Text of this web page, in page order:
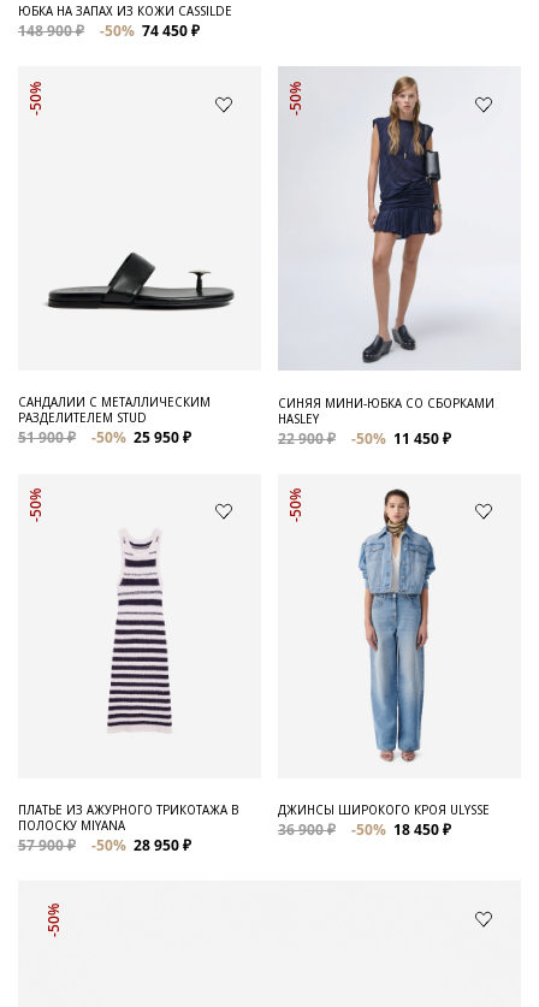
ЮБКА НА ЗАПАХ ИЗ КОЖИ CASSILDE
148 900 ₽ -50% 74 450 ₽
-50%
САНДАЛИИ С МЕТАЛЛИЧЕСКИМ
РАЗДЕЛИТЕЛЕМ STUD
51 900 ₽ -50% 25 950 ₽
-50%
СИНЯЯ МИНИ-ЮБКА СО СБОРКАМИ
HASLEY
22 900 ₽ -50% 11 450 ₽
-50%
ПЛАТЬЕ ИЗ АЖУРНОГО ТРИКОТАЖА В
ПОЛОСКУ MIYANA
57 900 ₽ -50% 28 950 ₽
-50%
ДЖИНСЫ ШИРОКОГО КРОЯ ULYSSE
36 900 ₽ -50% 18 450 ₽
-50%